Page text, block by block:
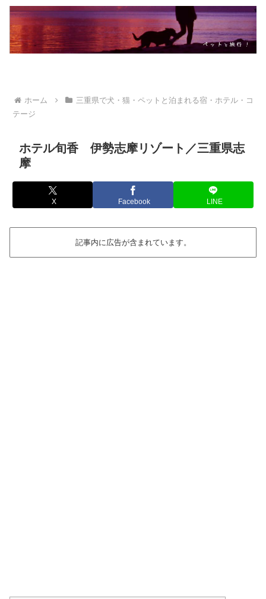
ホーム
三重県で犬・猫・ペットと泊まれる宿・ホテル・コ
テージ
ホテル旬香 伊勢志摩リゾート／三重県志
摩
X Facebook LINE
記事内に広告が含まれています。